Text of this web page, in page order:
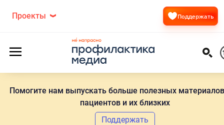
Помогите нам выпускать больше полезных
пациентов и их близких
Поддержать
Проекты Поддержать